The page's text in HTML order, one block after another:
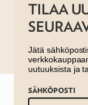
TILAA
Jätä
uutuuksista ja
SÄHKÖPOSTI